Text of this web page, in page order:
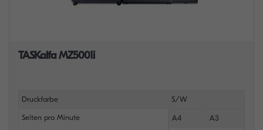
TASKalfa MZ5001i
Druckfarbe S/W
Seiten pro Minute A4 A3